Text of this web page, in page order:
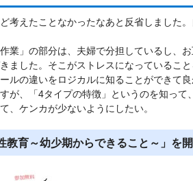
考えたことなかったなあと反省しました
業」の部分は、夫婦で分担しているし、
ました。そこがストレスになっているこ
ルの違いをロジカルに知ることができて
が、「4タイプの特徴」というのを知っ
、ケンカが少ないようにしたい。
教育～幼少期からできること～」を